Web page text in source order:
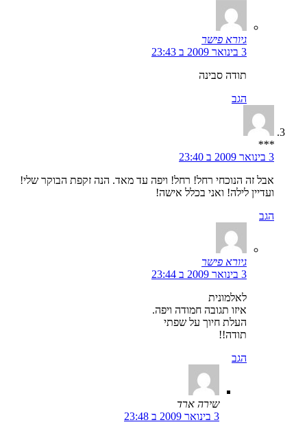
גיורא פישר
3 בינואר 2009 ב 23:43
תודה סבינה
הגב
***
3 בינואר 2009 ב 23:40
אבל זה הנוכחי רחל! רחל! ויפה עד מאד. הנה זקפת הבוקר שלי!
ועדיין לילה! ואני בכלל אישה!
הגב
גיורא פישר
3 בינואר 2009 ב 23:44
לאלמונית
איזו תגובה חמודה ויפה.
העלת חיוך על שפתי
תודה!!
הגב
שירה ארד
3 בינואר 2009 ב 23:48